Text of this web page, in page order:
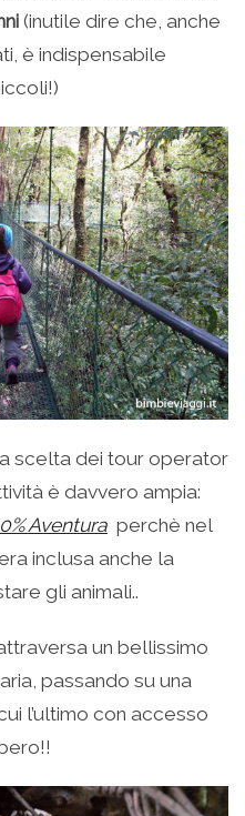
(inutile dire che, anche
è indispensabile
scelta dei tour operator
è davvero ampia:
Aventura perchè nel
inclusa anche la
gli animali..
un bellissimo
passando su una
l’ultimo con accesso